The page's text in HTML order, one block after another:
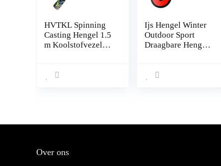
HVTKL Spinning
Casting Hengel 1.5
m Koolstofvezel
voor Karper Bas
Ijs Hengel Winter
Outdoor Sport
Draagbare Hengel
19 cm/24 cm/25.5
Over ons